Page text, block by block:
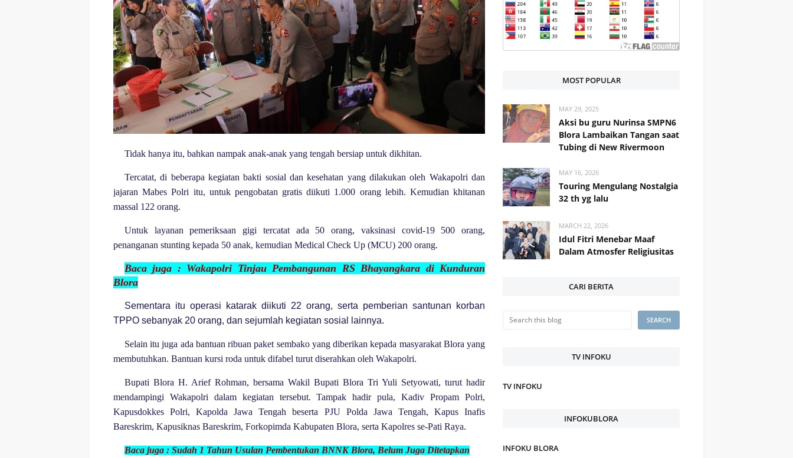
Tidak hanya itu, bahkan nampak anak-anak yang tengah bersiap untuk dikhitan.
Tercatat, di beberapa kegiatan bakti sosial dan kesehatan yang dilakukan oleh Wakapolri dan
jajaran Mabes Polri itu, untuk pengobatan gratis diikuti 1.000 orang lebih. Kemudian khitanan
massal 122 orang.
Untuk layanan pemeriksaan gigi tercatat ada 50 orang, vaksinasi covid-19 500 orang,
penanganan stunting kepada 50 anak, kemudian Medical Check Up (MCU) 200 orang.
Baca juga : Wakapolri Tinjau Pembangunan RS Bhayangkara di Kunduran
Blora
Sementara itu operasi katarak diikuti 22 orang, serta pemberian santunan korban
TPPO sebanyak 20 orang, dan sejumlah kegiatan sosial lainnya.
Selain itu juga ada bantuan ribuan paket sembako yang diberikan kepada masyarakat Blora yang
membutuhkan. Bantuan kursi roda untuk difabel turut diserahkan oleh Wakapolri.
Bupati Blora H. Arief Rohman, bersama Wakil Bupati Blora Tri Yuli Setyowati, turut hadir
mendampingi Wakapolri dalam kegiatan tersebut. Tampak hadir pula, Kadiv Propam Polri,
Kapusdokkes Polri, Kapolda Jawa Tengah beserta PJU Polda Jawa Tengah, Kapus Inafis
Bareskrim, Kapusiknas Bareskrim, Forkopimda Kabupaten Blora, serta Kapolres se-Pati Raya.
Baca juga : Sudah 1 Tahun Usulan Pembentukan BNNK Blora, Belum Juga Ditetapkan
MOST POPULAR
MAY 29, 2025
Aksi bu guru Nurinsa SMPN6
Blora Lambaikan Tangan saat
Tubing di New Rivermoon
MAY 16, 2026
Touring Mengulang Nostalgia
32 th yg lalu
MARCH 22, 2026
Idul Fitri Menebar Maaf
Dalam Atmosfer Religiusitas
CARI BERITA
TV INFOKU
TV INFOKU
INFOKUBLORA
INFOKU BLORA